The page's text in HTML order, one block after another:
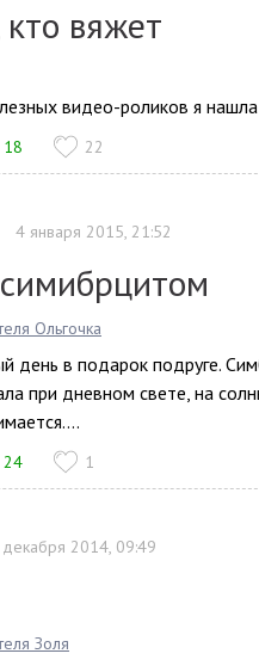
вяжет
видео-роликов я
18 22
4 января 2015, 21:52
Ольгочка
день в подарок подруге.
при дневном свете, на
24 1
2014, 09:49
Золя